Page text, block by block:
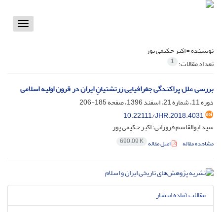
Toggle
نویسنده =اکبر حکیمی پور
تعداد مقالات: 1
بررسی علل پراکندگی جغرافیایی زرتشتیانِ ایران در قرون اولیه اسلامی
دوره 11، شماره 21، اسفند 1396، صفحه
185-206
10.22111/JHR.2018.4031
سید ابوالقاسم فروزانی؛ اکبر حکیمی پور
مشاهده مقاله اصل مقاله 690.09 K
مقالات آماده انتشار